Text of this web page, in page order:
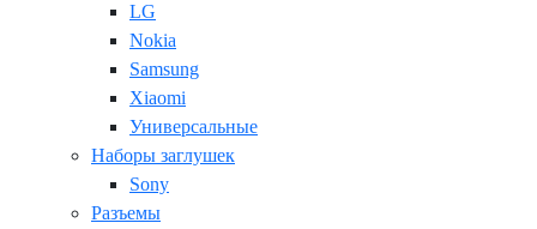
LG
Nokia
Samsung
Xiaomi
Универсальные
Наборы заглушек
Sony
Разъемы